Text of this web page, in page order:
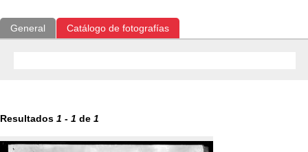
General Catálogo de fotografías
Resultados 1 - 1 de 1